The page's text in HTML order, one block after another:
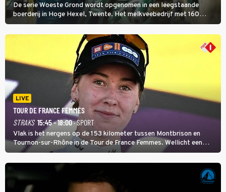
De serie Woeste Grond wordt opgenomen in een leegstaande
boerderij in Hoge Hexel, Twente. Het melkveebedrijf met 160
koeien moest sluiten, omdat het dicht bij een Natura 2000-gebied
ligt. In de serie heerst er een gevaarlijke veeziekte.
LIVE
TOUR DE FRANCE FEMMES
STRAKS 15:45 - 18:00· SPORT
Vlak is het nergens op de 153 kilometer tussen Montbrison en
Tournon-sur-Rhône in de Tour de France Femmes. Wellicht een
kans voor Nienke Vinke, die vorig jaar de witte trui won.